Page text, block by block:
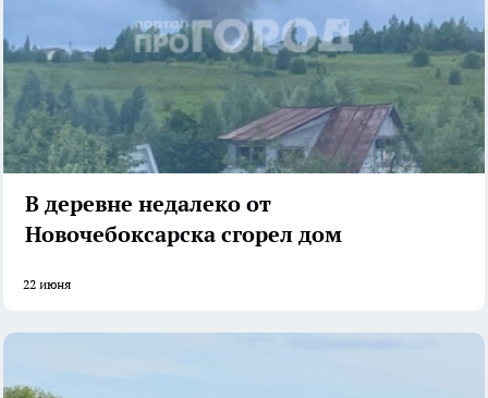
В деревне недалеко от
Новочебоксарска сгорел дом
22 июня